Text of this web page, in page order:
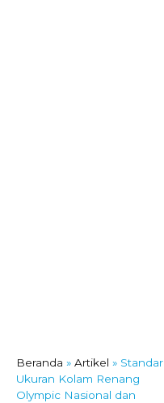
Beranda » Artikel » Standar
Ukuran Kolam Renang
Olympic Nasional dan